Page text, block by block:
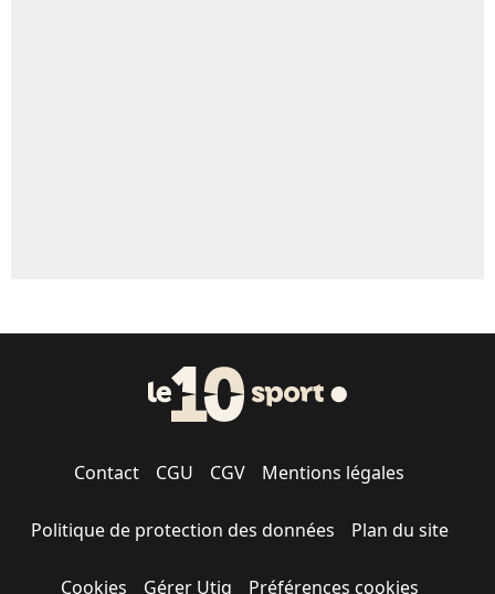
Contact CGU CGV Mentions légales
Politique de protection des données Plan du site
Cookies Gérer Utiq Préférences cookies